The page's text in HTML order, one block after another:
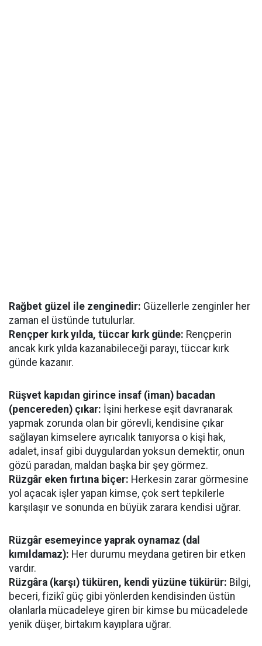
Rağbet güzel ile zenginedir: Güzellerle zenginler her
zaman el üstünde tutulurlar.
Rençper kırk yılda, tüccar kırk günde: Rençperin
ancak kırk yılda kazanabileceği parayı, tüccar kırk
günde kazanır.
Rüşvet kapıdan girince insaf (iman) bacadan
(pencereden) çıkar: İşini herkese eşit davranarak
yapmak zorunda olan bir görevli, kendisine çıkar
sağlayan kimselere ayrıcalık tanıyorsa o kişi hak,
adalet, insaf gibi duygulardan yoksun demektir, onun
gözü paradan, maldan başka bir şey görmez.
Rüzgâr eken fırtına biçer: Herkesin zarar görmesine
yol açacak işler yapan kimse, çok sert tepkilerle
karşılaşır ve sonunda en büyük zarara kendisi uğrar.
Rüzgâr esemeyince yaprak oynamaz (dal
kımıldamaz): Her durumu meydana getiren bir etken
vardır.
Rüzgâra (karşı) tüküren, kendi yüzüne tükürür: Bilgi,
beceri, fizikî güç gibi yönlerden kendisinden üstün
olanlarla mücadeleye giren bir kimse bu mücadelede
yenik düşer, birtakım kayıplara uğrar.